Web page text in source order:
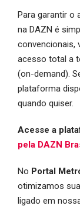
Para garantir o
na DAZN é
convencionais,
acesso total a
(on-demand).
plataforma
quando quiser.
Acesse a
pela DAZN
No Portal
otimizamos
ligado em